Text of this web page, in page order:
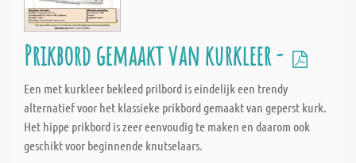
Prikbord gemaakt van kurkleer -
Een met kurkleer bekleed prilbord is eindelijk een trendy
alternatief voor het klassieke prikbord gemaakt van geperst kurk.
Het hippe prikbord is zeer eenvoudig te maken en daarom ook
geschikt voor beginnende knutselaars.